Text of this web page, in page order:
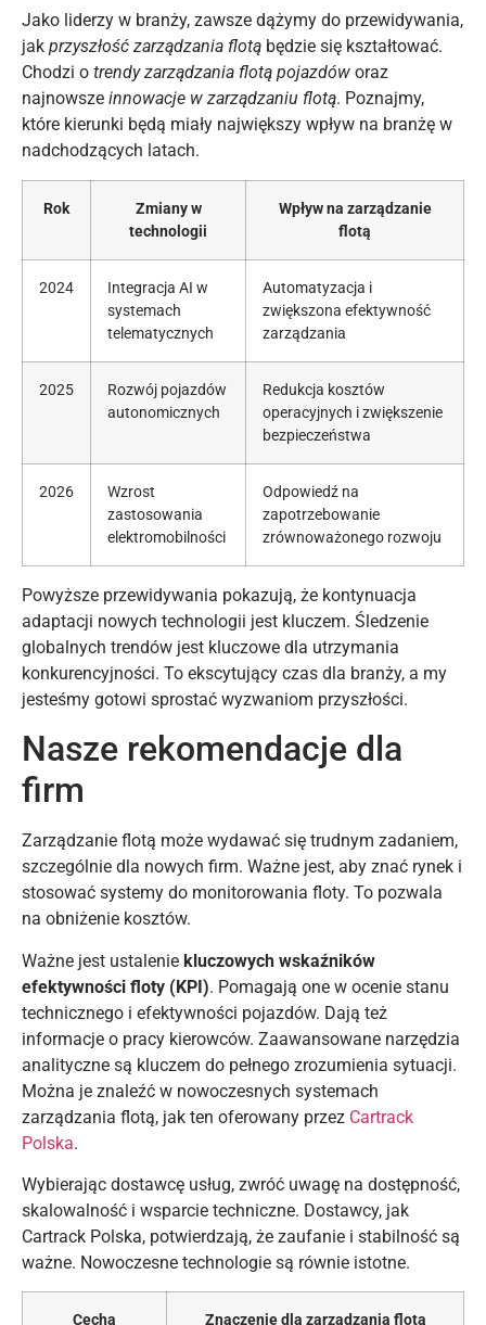
Jako liderzy w branży, zawsze dążymy do przewidywania,
jak przyszłość zarządzania flotą będzie się kształtować.
Chodzi o trendy zarządzania flotą pojazdów oraz
najnowsze innowacje w zarządzaniu flotą. Poznajmy,
które kierunki będą miały największy wpływ na branżę w
nadchodzących latach.
Rok
Zmiany w
technologii
Wpływ na zarządzanie
flotą
2024
Integracja AI w
systemach
telematycznych
Automatyzacja i
zwiększona efektywność
zarządzania
2025
Rozwój pojazdów
autonomicznych
Redukcja kosztów
operacyjnych i zwiększenie
bezpieczeństwa
2026
Wzrost
zastosowania
elektromobilności
Odpowiedź na
zapotrzebowanie
zrównoważonego rozwoju
Powyższe przewidywania pokazują, że kontynuacja
adaptacji nowych technologii jest kluczem. Śledzenie
globalnych trendów jest kluczowe dla utrzymania
konkurencyjności. To ekscytujący czas dla branży, a my
jesteśmy gotowi sprostać wyzwaniom przyszłości.
Nasze rekomendacje dla
firm
Zarządzanie flotą może wydawać się trudnym zadaniem,
szczególnie dla nowych firm. Ważne jest, aby znać rynek i
stosować systemy do monitorowania floty. To pozwala
na obniżenie kosztów.
Ważne jest ustalenie kluczowych wskaźników
efektywności floty (KPI). Pomagają one w ocenie stanu
technicznego i efektywności pojazdów. Dają też
informacje o pracy kierowców. Zaawansowane narzędzia
analityczne są kluczem do pełnego zrozumienia sytuacji.
Można je znaleźć w nowoczesnych systemach
zarządzania flotą, jak ten oferowany przez Cartrack
Polska.
Wybierając dostawcę usług, zwróć uwagę na dostępność,
skalowalność i wsparcie techniczne. Dostawcy, jak
Cartrack Polska, potwierdzają, że zaufanie i stabilność są
ważne. Nowoczesne technologie są równie istotne.
Cecha Znaczenie dla zarządzania flotą